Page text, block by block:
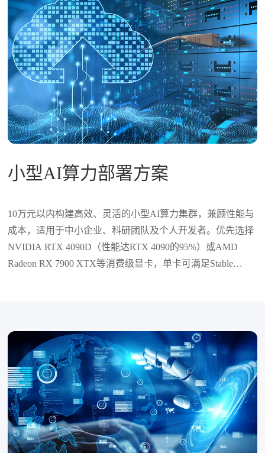
小型AI算力部署方案
10万元以内构建高效、灵活的小型AI算力集群，兼顾性能与
成本，适用于中小企业、科研团队及个人开发者‌。优先选择
NVIDIA RTX 4090D（性能达RTX 4090的95%）或AMD
Radeon RX 7900 XTX等消费级显卡，单卡可满足Stable